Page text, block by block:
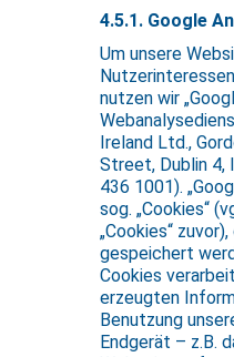
4.5.1. Google
Um unsere
nutzen wir
Ireland Ltd.,
Street, Dublin 4,
436 1001).
sog. „Cookies“
„Cookies“
gespeichert
Cookies
erzeugten
Benutzung
Endgerät – z.B.